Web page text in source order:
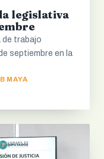
legislativa
de trabajo
septiembre en la
MAYA